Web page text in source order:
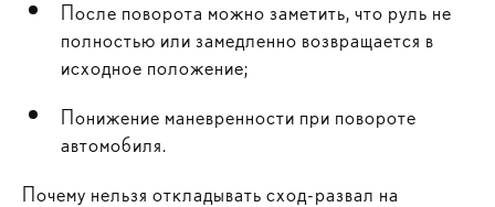
После поворота можно заметить, что руль не
полностью или замедленно возвращается в
исходное положение;
Понижение маневренности при повороте
автомобиля.
Почему нельзя откладывать сход-развал на